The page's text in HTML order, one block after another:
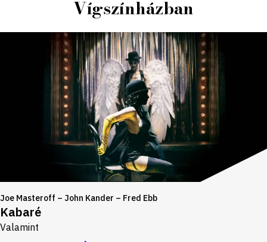
Vígszínházban
Joe Masteroff – John Kander – Fred Ebb
Kabaré
Valamint